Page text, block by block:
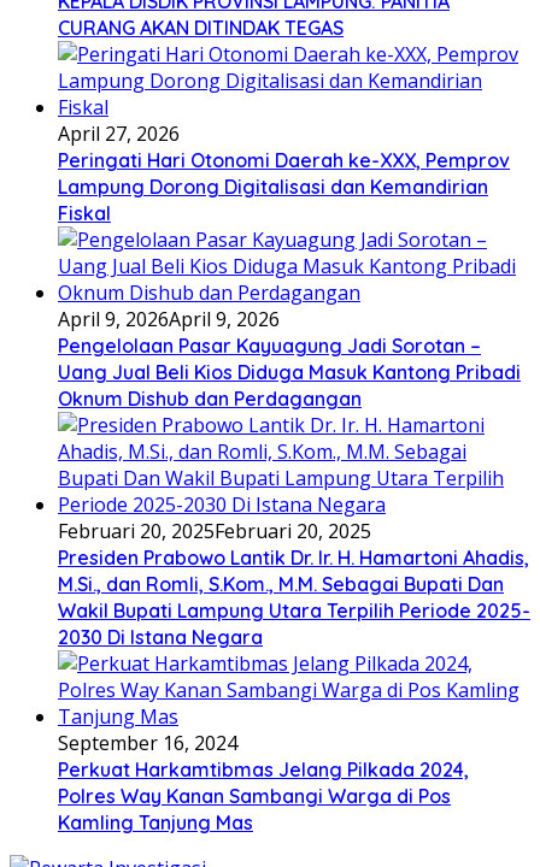
CURANG AKAN DITINDAK TEGAS
April 27, 2026
Peringati Hari Otonomi Daerah ke-XXX, Pemprov
Lampung Dorong Digitalisasi dan Kemandirian
Fiskal
April 9, 2026April 9, 2026
Pengelolaan Pasar Kayuagung Jadi Sorotan –
Uang Jual Beli Kios Diduga Masuk Kantong Pribadi
Oknum Dishub dan Perdagangan
Februari 20, 2025Februari 20, 2025
Presiden Prabowo Lantik Dr. Ir. H. Hamartoni Ahadis,
M.Si., dan Romli, S.Kom., M.M. Sebagai Bupati Dan
Wakil Bupati Lampung Utara Terpilih Periode 2025-
2030 Di Istana Negara
September 16, 2024
Perkuat Harkamtibmas Jelang Pilkada 2024,
Polres Way Kanan Sambangi Warga di Pos
Kamling Tanjung Mas